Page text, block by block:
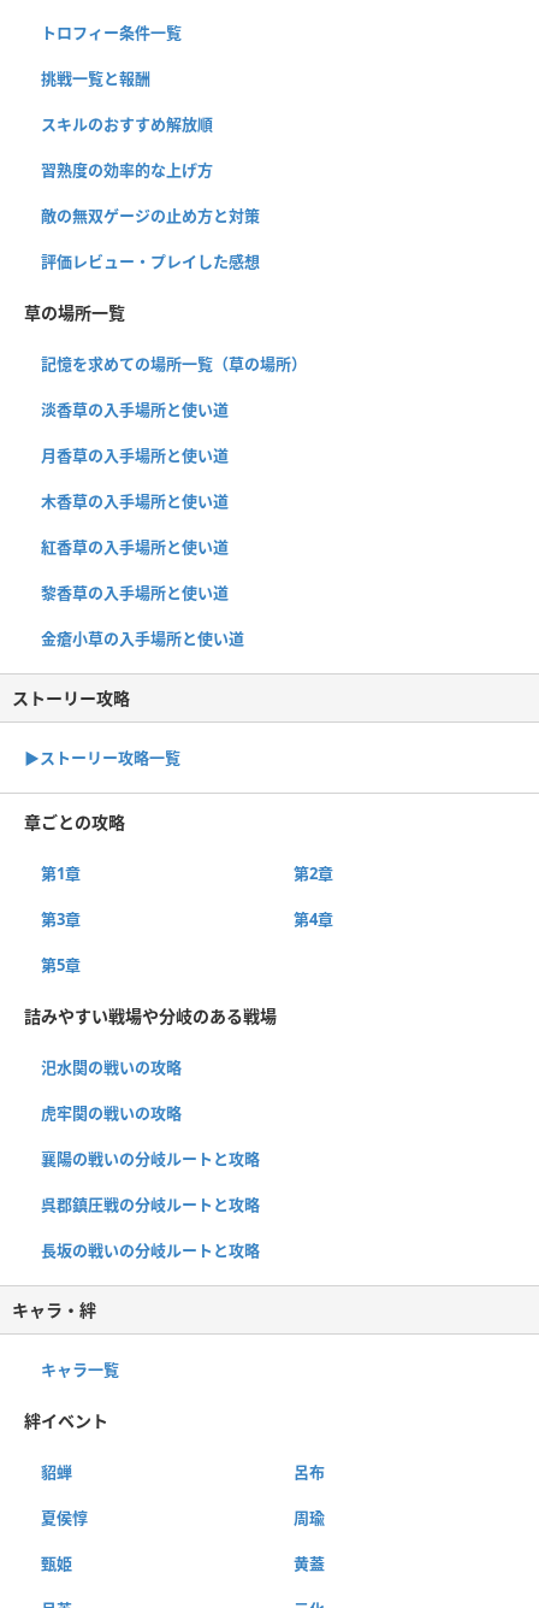
トロフィー条件一覧
挑戦一覧と報酬
スキルのおすすめ解放順
習熟度の効率的な上げ方
敵の無双ゲージの止め方と対策
評価レビュー・プレイした感想
草の場所一覧
記憶を求めての場所一覧（草の場所）
淡香草の入手場所と使い道
月香草の入手場所と使い道
木香草の入手場所と使い道
紅香草の入手場所と使い道
黎香草の入手場所と使い道
金瘡小草の入手場所と使い道
ストーリー攻略
▶︎ストーリー攻略一覧
章ごとの攻略
第1章 第2章
第3章 第4章
第5章
詰みやすい戦場や分岐のある戦場
汜水関の戦いの攻略
虎牢関の戦いの攻略
襄陽の戦いの分岐ルートと攻略
呉郡鎮圧戦の分岐ルートと攻略
長坂の戦いの分岐ルートと攻略
キャラ・絆
キャラ一覧
絆イベント
貂蝉 呂布
夏侯惇 周瑜
甄姫 黄蓋